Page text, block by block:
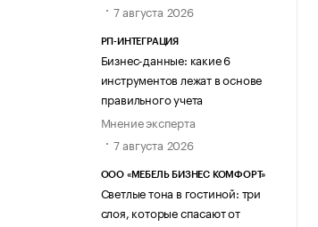
7 августа 2026
РП-ИНТЕГРАЦИЯ
Бизнес-данные: какие 6
инструментов лежат в основе
правильного учета
Мнение эксперта
7 августа 2026
ООО «МЕБЕЛЬ БИЗНЕС КОМФОРТ»
Светлые тона в гостиной: три
слоя, которые спасают от